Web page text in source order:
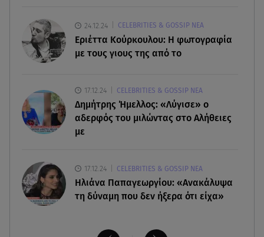
06.08.26 , 12:02
Η Βελμάρ δίνει το Fiat 500 Hybrid από 18.990
ευρώ
Welcome August: 3 μοδάτα looks για τον
τελευταίο μήνα του καλοκαιριού
24.12.24 CELEBRITIES & GOSSIP ΝΕΑ
Εριέττα Κούρκουλου: Η φωτογραφία
με τους γιους της από το
17.12.24 CELEBRITIES & GOSSIP ΝΕΑ
Δημήτρης Ήμελλος: «Λύγισε» ο
αδερφός του μιλώντας στο Αλήθειες
με
17.12.24 CELEBRITIES & GOSSIP ΝΕΑ
Ηλιάνα Παπαγεωργίου: «Ανακάλυψα
τη δύναμη που δεν ήξερα ότι είχα»